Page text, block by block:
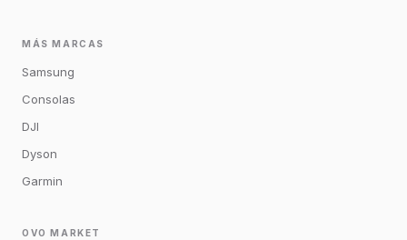
MÁS MARCAS
Samsung
Consolas
DJI
Dyson
Garmin
OVO MARKET